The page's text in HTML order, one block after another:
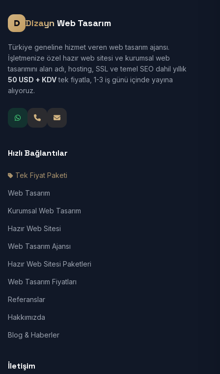
Dizayn Web Tasarım
Türkiye geneline hizmet veren web tasarım ajansı.
İşletmenize özel hazır web sitesi ve kurumsal web
tasarımını alan adı, hosting, SSL ve temel SEO dahil yıllık
50 USD + KDVtek fiyatla, 1-3 iş günü içinde yayına
alıyoruz.
Hızlı Bağlantılar
Tek Fiyat Paketi
Web Tasarım
Kurumsal Web Tasarım
Hazır Web Sitesi
Web Tasarım Ajansı
Hazır Web Sitesi Paketleri
Web Tasarım Fiyatları
Referanslar
Hakkımızda
Blog & Haberler
İletişim